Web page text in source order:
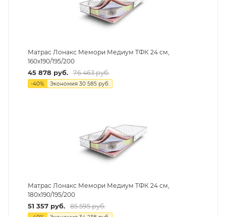
Матрас Лонакс Мемори Медиум ТФК 24 см,
160х190/195/200
45 878 руб. 76 463руб.
-40% Экономия 30 585руб.
Матрас Лонакс Мемори Медиум ТФК 24 см,
180х190/195/200
51 357руб. 85 595руб.